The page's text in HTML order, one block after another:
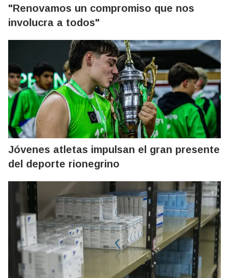
"Renovamos un compromiso que nos
involucra a todos"
Jóvenes atletas impulsan el gran presente
del deporte rionegrino